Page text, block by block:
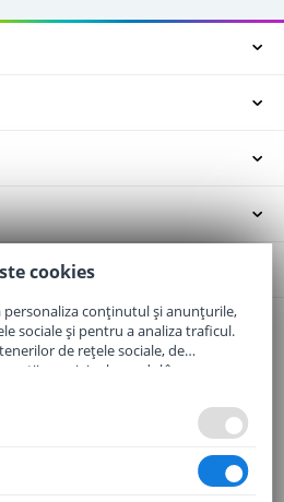
Jud. Bihor
cookies
conținutul și anunțurile,
sociale și pentru a analiza traficul.
de rețele sociale, de
cu privire la modul în care
le pot combina cu alte informații